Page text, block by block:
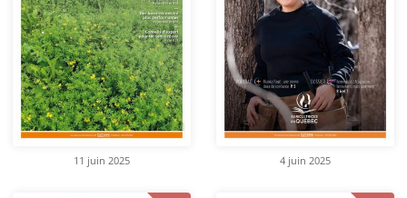
11 juin 2025 4 juin 2025